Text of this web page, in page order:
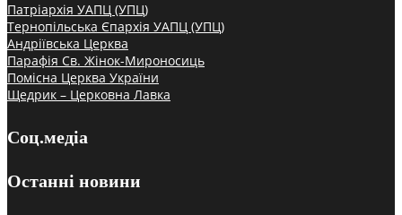
Патріархія УАПЦ (УПЦ)
Тернопільська Єпархія УАПЦ (УПЦ)
Андріївська Церква
Парафія Св. Жінок-Мироносиць
Помісна Церква України
Щедрик – Церковна Лавка
Соц.медіа
Останні новини